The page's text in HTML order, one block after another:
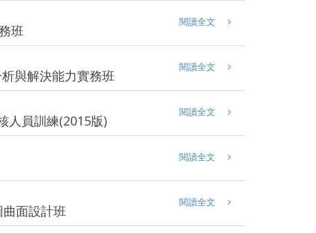
班
閱讀全文
與解決能力實務班
閱讀全文
人員訓練(2015版)
閱讀全文
閱讀全文
面設計班
閱讀全文